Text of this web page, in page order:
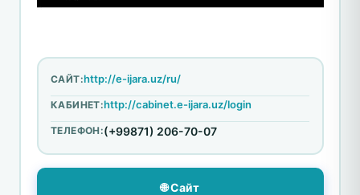
САЙТ:http://e-ijara.uz/ru/
КАБИНЕТ:http://cabinet.e-ijara.uz/login
ТЕЛЕФОН:(+99871) 206-70-07
🌐 Сайт